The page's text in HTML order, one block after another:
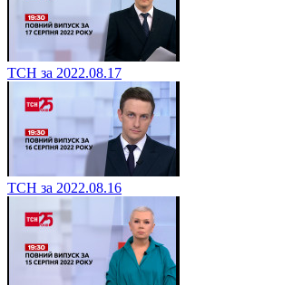
ТСН за 2022.08.17
ТСН за 2022.08.16